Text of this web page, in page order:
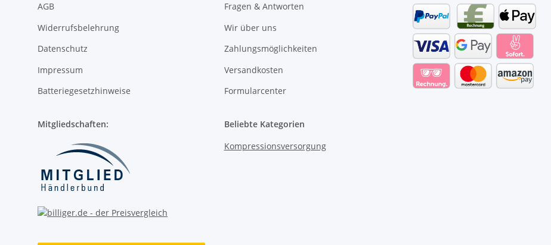
AGB
Widerrufsbelehrung
Datenschutz
Impressum
Batteriegesetzhinweise
Fragen & Antworten
Wir über uns
Zahlungsmöglichkeiten
Versandkosten
Formularcenter
Mitgliedschaften:
Beliebte Kategorien
Kompressionsversorgung